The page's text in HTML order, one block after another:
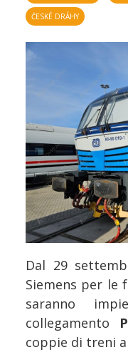
ČESKÉ DRÁHY
Dal 29
Siemens per le
saranno
collegamento
coppie di treni